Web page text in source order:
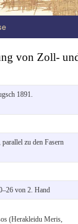
von Zoll-
1891.
parallel zu den Fasern
von 2. Hand
(Herakleidu Meris,